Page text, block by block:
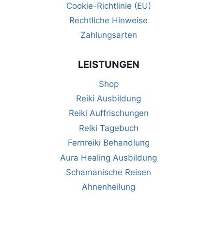
Cookie-Richtlinie (EU)
Rechtliche Hinweise
Zahlungsarten
LEISTUNGEN
Shop
Reiki Ausbildung
Reiki Auffrischungen
Reiki Tagebuch
Fernreiki Behandlung
Aura Healing Ausbildung
Schamanische Reisen
Ahnenheilung